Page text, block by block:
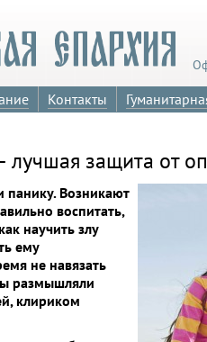
Контакты
защита от
панику. Возникают
воспитать,
научить злу
ему
не навязать
размышляли
клириком